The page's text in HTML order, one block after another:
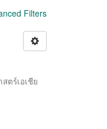
Filters
ตร์เอเชีย